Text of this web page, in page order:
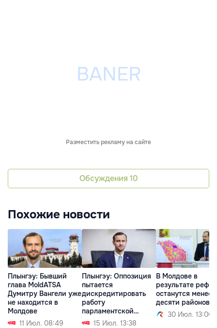
Разместить рекламу на сайте
Обсуждения 10
Похожие новости
Плынгэу: Бывший
глава MoldATSA
Думитру Вангели уже
не находится в
Молдове
11 Июл. 08:49
Плынгэу: Оппозиция
пытается
дискредитировать
работу
парламентской
комиссии
15 Июл. 13:38
В Молдове в
результате
останутся менее
десяти районов
30 Июл. 13:00